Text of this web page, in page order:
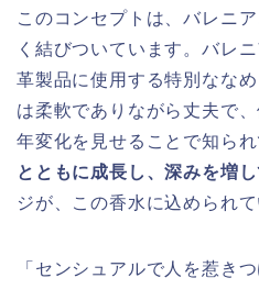
このコンセプトは、バレニ
く結びついています。バレ
革製品に使用する特別なな
は柔軟でありながら丈夫で
年変化を見せることで知られ
とともに成長し、深みを増
ジが、この香水に込められて
「センシュアルで人を惹き